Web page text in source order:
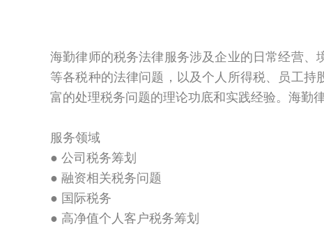
海勤律师的税务法律服务涉及企业的日常经营
等各税种的法律问题，以及个人所得税、员工
富的处理税务问题的理论功底和实践经验。海勤
服务领域
● 公司税务筹划
● 融资相关税务问题
● 国际税务
● 高净值个人客户税务筹划